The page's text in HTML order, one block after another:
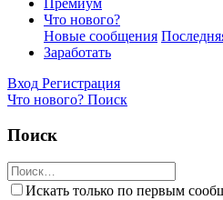
Премиум
Что нового?
Новые сообщения
Заработать
Вход Регистрация
Что нового? Поиск
Поиск
Искать только по первым